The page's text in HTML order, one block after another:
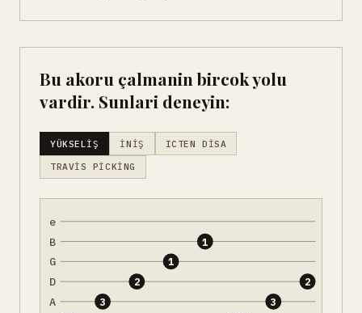
Bu akoru çalmanin bircok yolu
vardir. Sunlari deneyin:
YÜKSELIŞ İNIŞ ICTEN DISA
TRAVIS PICKING
e
B
G
D
A 3
2
1
1
3
2